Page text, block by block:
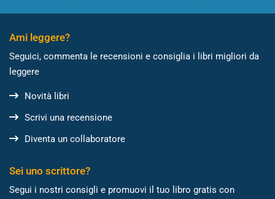
Ami leggere?
Seguici, commenta le recensioni e consiglia i libri migliori da
leggere
Novità libri
Scrivi una recensione
Diventa un collaboratore
Sei uno scrittore?
Segui i nostri consigli e promuovi il tuo libro gratis con